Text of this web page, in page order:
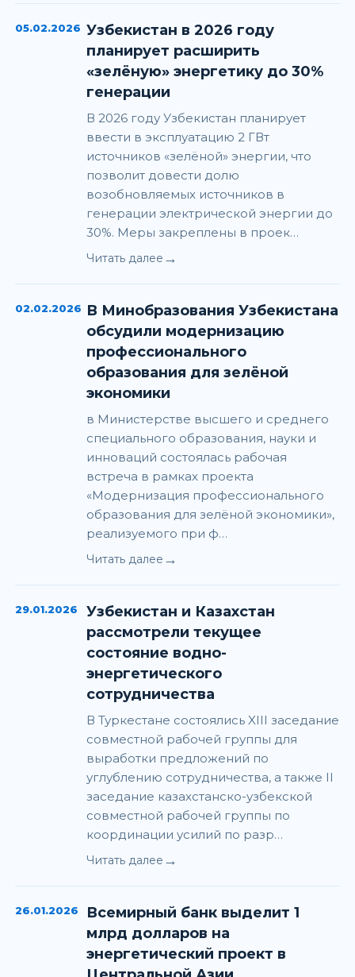
05.02.2026 Узбекистан в 2026 году
планирует расширить
«зелёную» энергетику до 30%
генерации
В 2026 году Узбекистан планирует
ввести в эксплуатацию 2 ГВт
источников «зелёной» энергии, что
позволит довести долю
возобновляемых источников в
генерации электрической энергии до
30%. Меры закреплены в проек…
Читать далее →
02.02.2026 В Минобразования Узбекистана
обсудили модернизацию
профессионального
образования для зелёной
экономики
в Министерстве высшего и среднего
специального образования, науки и
инноваций состоялась рабочая
встреча в рамках проекта
«Модернизация профессионального
образования для зелёной экономики»,
реализуемого при ф…
Читать далее →
29.01.2026
Узбекистан и Казахстан
рассмотрели текущее
состояние водно-
энергетического
сотрудничества
В Туркестане состоялись XIII заседание
совместной рабочей группы для
выработки предложений по
углублению сотрудничества, а также II
заседание казахстанско-узбекской
совместной рабочей группы по
координации усилий по разр…
Читать далее →
26.01.2026
Всемирный банк выделит 1
млрд долларов на
энергетический проект в